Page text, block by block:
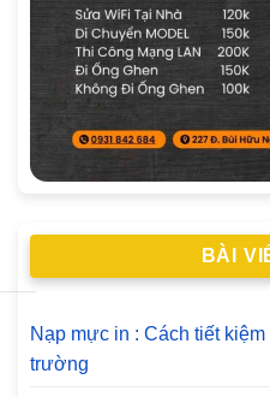
BÀI
Nạp mực in : Cách tiết
trường